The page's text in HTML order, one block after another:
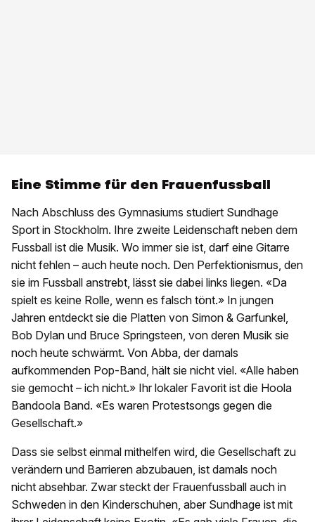
Eine Stimme für den Frauenfussball
Nach Abschluss des Gymnasiums studiert Sundhage
Sport in Stockholm. Ihre zweite Leidenschaft neben dem
Fussball ist die Musik. Wo immer sie ist, darf eine Gitarre
nicht fehlen – auch heute noch. Den Perfektionismus, den
sie im Fussball anstrebt, lässt sie dabei links liegen. «Da
spielt es keine Rolle, wenn es falsch tönt.» In jungen
Jahren entdeckt sie die Platten von Simon & Garfunkel,
Bob Dylan und Bruce Springsteen, von deren Musik sie
noch heute schwärmt. Von Abba, der damals
aufkommenden Pop-Band, hält sie nicht viel. «Alle haben
sie gemocht – ich nicht.» Ihr lokaler Favorit ist die Hoola
Bandoola Band. «Es waren Protestsongs gegen die
Gesellschaft.»
Dass sie selbst einmal mithelfen wird, die Gesellschaft zu
verändern und Barrieren abzubauen, ist damals noch
nicht absehbar. Zwar steckt der Frauenfussball auch in
Schweden in den Kinderschuhen, aber Sundhage ist mit